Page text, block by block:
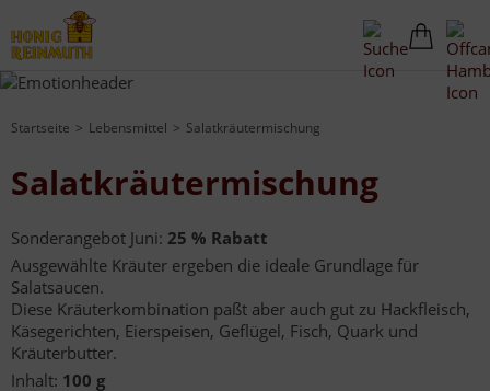
Startseite Lebensmittel Salatkräutermischung
Salatkräutermischung
Sonderangebot Juni: 25 % Rabatt
Ausgewählte Kräuter ergeben die ideale Grundlage für
Salatsaucen.
Diese Kräuterkombination paßt aber auch gut zu Hackfleisch,
Käsegerichten, Eierspeisen, Geflügel, Fisch, Quark und
Kräuterbutter.
Inhalt: 100 g